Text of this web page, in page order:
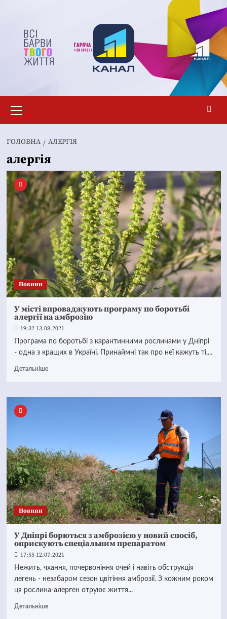
вмісту
меню
ГОЛОВНА АЛЕРГІЯ
алергія
Новини
У місті впроваджують програму по боротьбі
алергії на амброзію
19:32 13.08.2021
Програма по боротьбі з карантинними рослинами у Дніпрі
- одна з кращих в Україні. Принаймні так про неї кажуть ті,...
Детальніше
Новини
У Дніпрі борються з амброзією у новий спосіб,
оприскують спеціальним препаратом
17:55 12.07.2021
Нежить, чхання, почервоніння очей і навіть обструкція
легень - незабаром сезон цвітіння амброзії. З кожним роком
ця рослина-алерген отруює життя...
Детальніше